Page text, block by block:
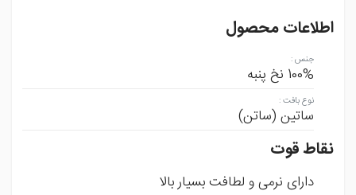
اطلاعات محصول
جنس:
100% نخ پنبه
نوع بافت:
ساتین (ساتن)
نقاط قوت
دارای نرمی و لطافت بسیار بالا